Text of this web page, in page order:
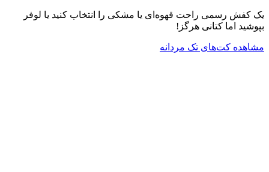
یک کفش رسمی راحت قهوه‌ای یا مشکی را انتخاب کنید یا لوفر
بپوشید اما کتانی هرگز!
مشاهده کت‌های تک مردانه